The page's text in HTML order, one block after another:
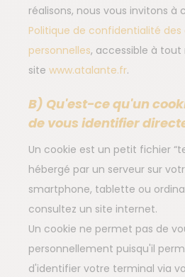
réalisons, nous vous invitons à
Politique de confidentialité des
personnelles, accessible à
site www.atalante.fr.
B) Qu'est-ce qu'un
de vous identifier
Un cookie est un petit fichier
hébergé par un serveur sur
smartphone, tablette ou
consultez un site internet.
Un cookie ne permet pas de
personnellement puisqu'il
d'identifier votre terminal via